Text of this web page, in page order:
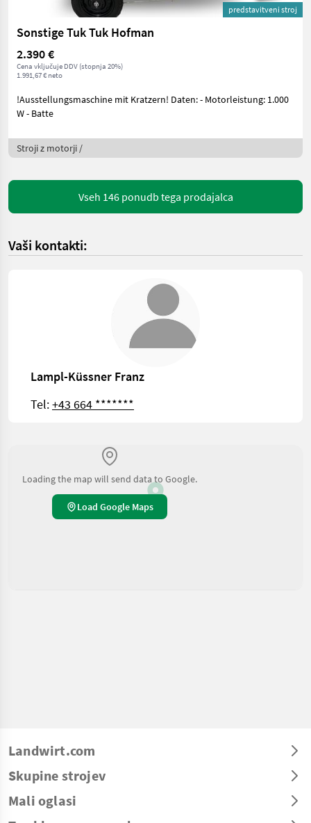
predstavitveni stroj
Sonstige Tuk Tuk Hofman
2.390 €
Cena vključuje DDV (stopnja 20%)
1.991,67 € neto
!Ausstellungsmaschine mit Kratzern! Daten: - Motorleistung: 1.000
W - Batte
Stroji z motorji /
Vseh 146 ponudb tega prodajalca
Vaši kontakti:
Lampl-Küssner Franz
Tel:+43 664 *******
Loading the map will send data to Google.
Load Google Maps
Landwirt.com
Skupine strojev
Mali oglasi